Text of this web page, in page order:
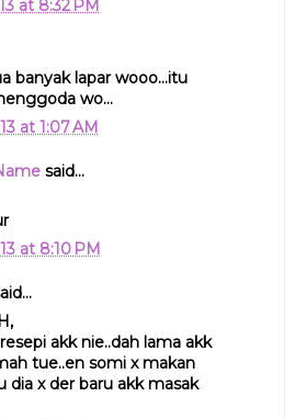
at 8:32 PM
banyak lapar wooo...itu
wo...
at 1:07 AM
said...
at 8:10 PM
akk nie..dah lama akk
tue..en somi x makan
dia x der baru akk masak